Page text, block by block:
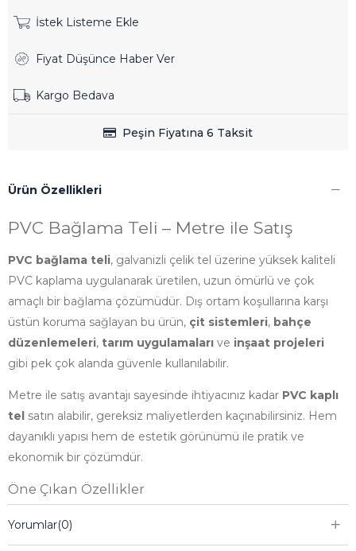
İstek Listeme Ekle
Fiyat Düşünce Haber Ver
Kargo Bedava
Ürün Özellikleri
PVC Bağlama Teli – Metre ile Satış
PVC bağlama teli, galvanizli çelik tel üzerine yüksek kaliteli
PVC kaplama uygulanarak üretilen, uzun ömürlü ve çok
amaçlı bir bağlama çözümüdür. Dış ortam koşullarına karşı
üstün koruma sağlayan bu ürün, çit sistemleri, bahçe
düzenlemeleri, tarım uygulamaları ve inşaat projeleri
gibi pek çok alanda güvenle kullanılabilir.
Metre ile satış avantajı sayesinde ihtiyacınız kadar PVC kaplı
tel satın alabilir, gereksiz maliyetlerden kaçınabilirsiniz. Hem
dayanıklı yapısı hem de estetik görünümü ile pratik ve
ekonomik bir çözümdür.
Öne Çıkan Özellikler
Yüksek Dayanıklılık:
kaplama ile paslanma ve korozyona karşı üstün
Yorumlar(0)